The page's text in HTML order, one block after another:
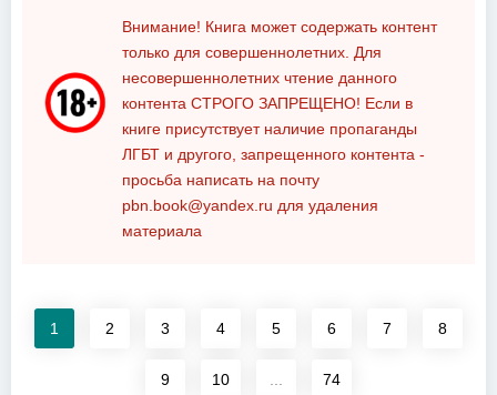
Внимание! Книга может содержать контент
только для совершеннолетних. Для
несовершеннолетних чтение данного
контента СТРОГО ЗАПРЕЩЕНО! Если в
книге присутствует наличие пропаганды
ЛГБТ и другого, запрещенного контента -
просьба написать на почту
pbn.book@yandex.ru для удаления
материала
1 2 3 4 5 6 7 8
9 10 74